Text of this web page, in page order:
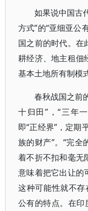
如果说中国古
方式”的“亚细亚公
国之前的时代。在
耕经济、地主租佃
基本土地所有制模式
春秋战国之前
十归田”，“三年
即“正经界”，定期
族的财产”。“完全
着不折不扣和毫无
意味着把它出让的
这种可能性就不
公有的特点。在印